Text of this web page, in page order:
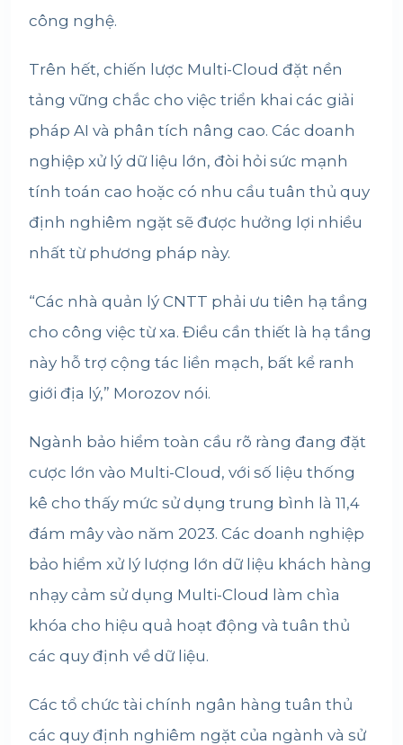
công nghệ.
Trên hết, chiến lược Multi-Cloud đặt nền
tảng vững chắc cho việc triển khai các giải
pháp AI và phân tích nâng cao. Các doanh
nghiệp xử lý dữ liệu lớn, đòi hỏi sức mạnh
tính toán cao hoặc có nhu cầu tuân thủ quy
định nghiêm ngặt sẽ được hưởng lợi nhiều
nhất từ ​​​​phương pháp này.
“Các nhà quản lý CNTT phải ưu tiên hạ tầng
cho công việc từ xa. Điều cần thiết là hạ tầng
này hỗ trợ cộng tác liền mạch, bất kể ranh
giới địa lý,” Morozov nói.
Ngành bảo hiểm toàn cầu rõ ràng đang đặt
cược lớn vào Multi-Cloud, với số liệu thống
kê cho thấy mức sử dụng trung bình là 11,4
đám mây vào năm 2023. Các doanh nghiệp
bảo hiểm xử lý lượng lớn dữ liệu khách hàng
nhạy cảm sử dụng Multi-Cloud làm chìa
khóa cho hiệu quả hoạt động và tuân thủ
các quy định về dữ liệu.
Các tổ chức tài chính ngân hàng tuân thủ
các quy định nghiêm ngặt của ngành và sử